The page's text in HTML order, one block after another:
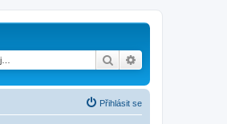
Hledat
Přihlásit se